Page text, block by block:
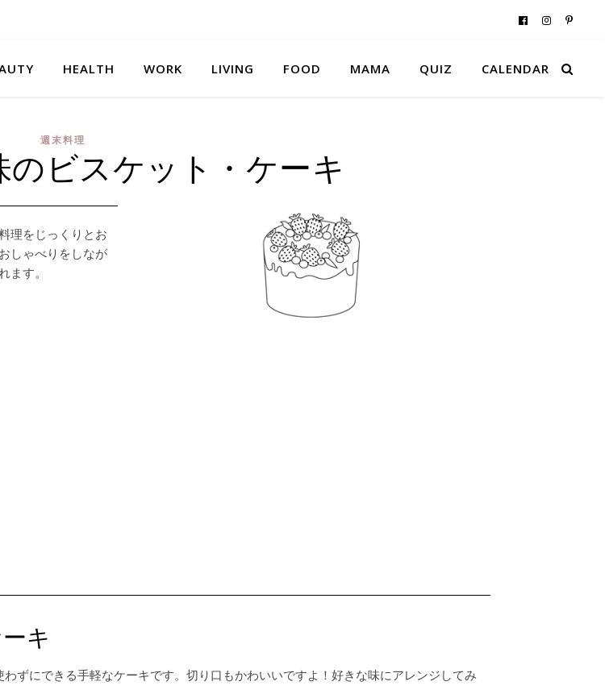
HEALTH WORK LIVING FOOD MAMA QUIZ CALENDAR
週末料理
ビスケット・ケーキ
理をじっくりとお
しゃべりをしなが
ます。
キ
ずにできる手軽なケーキです。切り口もかわいいですよ！好きな味にアレンジしてみ